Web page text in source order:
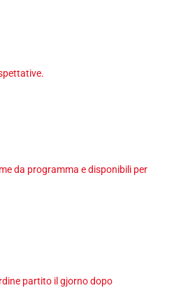
da programma e disponibili per
partito il gjorno dopo